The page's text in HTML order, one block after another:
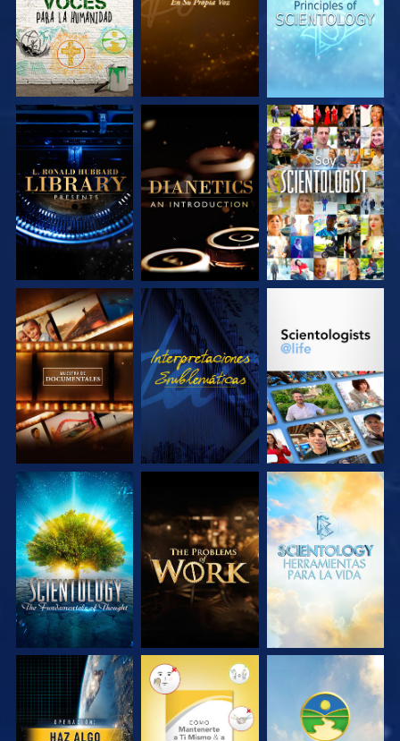
EXPLORA LAS
SERIES
EXPLORA LAS
SERIES
VE
EXPLORA LAS
SERIES
VE
EXPLORA LAS
EXPLORA LAS
SERIES
EXPLORA LAS
SERIES
EXPLORA LAS
SERIES
VE VE VE